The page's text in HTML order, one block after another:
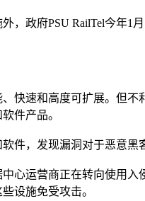
，政府PSU RailTel今年1
快速和高度可扩展。但
件产品。
件，发现漏洞对于恶意黑
心运营商正在转向使用
设施免受攻击。